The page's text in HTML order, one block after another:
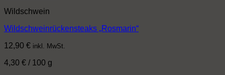
Wildschwein
Wildschweinrückensteaks „Rosmarin“
12,90 € inkl. MwSt.
4,30 € / 100 g